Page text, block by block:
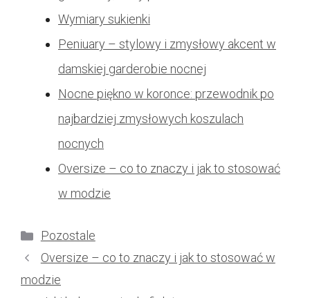
Wymiary sukienki
Peniuary – stylowy i zmysłowy akcent w
damskiej garderobie nocnej
Nocne piękno w koronce: przewodnik po
najbardziej zmysłowych koszulach
nocnych
Oversize – co to znaczy i jak to stosować
w modzie
Kategorie
Pozostale
Oversize – co to znaczy i jak to stosować w
modzie